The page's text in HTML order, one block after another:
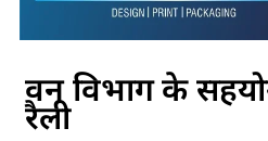
वन विभाग के
रैली